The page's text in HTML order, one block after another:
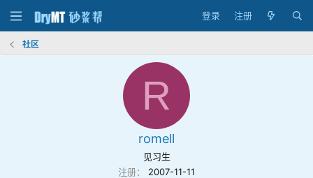
登录 注册
社区
R
romell
见习生
注册
2007-11-11